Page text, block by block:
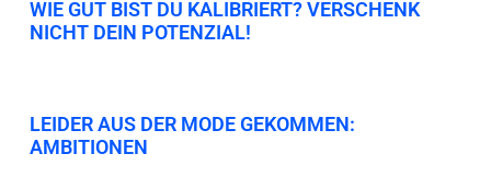
WIE GUT BIST DU KALIBRIERT? VERSCHENK
NICHT DEIN POTENZIAL!
LEIDER AUS DER MODE GEKOMMEN:
AMBITIONEN